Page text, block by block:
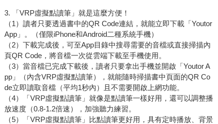
3. 「VRP虛擬點讀筆」就是這麼方便！
（1）讀者只要透過書中的QR Code連結，就能立即下載「Youtor
App」。（僅限iPhone和Android二種系統手機）
（2）下載完成後，可至App目錄中搜尋需要的音檔或直接掃描內
頁QR Code，將音檔一次從雲端下載至手機使用。
（3）當音檔已完成下載後，讀者只要拿出手機並開啟「Youtor A
pp」（內含VRP虛擬點讀筆），就能隨時掃描書中頁面的QR Co
de立即讀取音檔（平均1秒內）且不需要開啟上網功能。
（4）「VRP虛擬點讀筆」就像是點讀筆一樣好用，還可以調整播
放速度（0.8-1.2倍速），加強聽力練習。
（5）「VRP虛擬點讀筆」比點讀筆更好用，具有定時播放、背景